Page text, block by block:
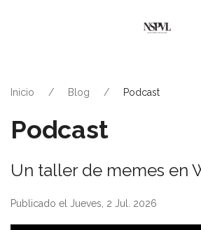
Inicio Blog Podcast
Podcast
Un taller de memes en
Publicado el Jueves, 2 Jul. 2026